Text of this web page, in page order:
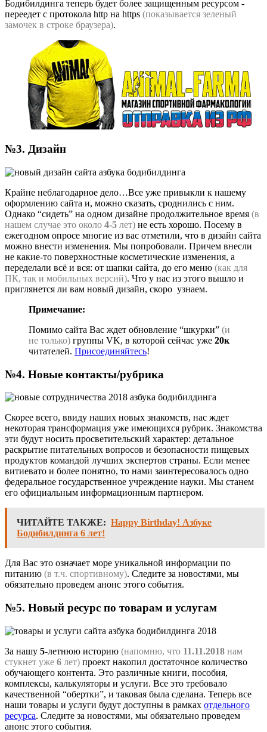
Бодибилдинга теперь будет более защищенным ресурсом -
переедет с протокола http на https (показывается зеленый
замочек в строке браузера).
№3. Дизайн
Крайне неблагодарное дело…Все уже привыкли к нашему
оформлению сайта и, можно сказать, сроднились с ним.
Однако “сидеть” на одном дизайне продолжительное время (в
нашем случае это около 4-5 лет) не есть хорошо. Посему в
ежегодном опросе многие из вас отметили, что в дизайн сайта
можно внести изменения. Мы попробовали. Причем внесли
не какие-то поверхностные косметические изменения, а
переделали всё и вся: от шапки сайта, до его меню (как для
ПК, так и мобильных версий). Что у нас из этого вышло и
приглянется ли вам новый дизайн, скоро узнаем.
Примечание:
Помимо сайта Вас ждет обновление “шкурки” (и
не только) группы VK, в которой сейчас уже 20к
читателей. Присоединяйтесь!
№4. Новые контакты/рубрика
Скорее всего, ввиду наших новых знакомств, нас ждет
некоторая трансформация уже имеющихся рубрик. Знакомства
эти будут носить просветительский характер: детальное
раскрытие питательных вопросов и безопасности пищевых
продуктов командой лучших экспертов страны. Если менее
витиевато и более понятно, то нами заинтересовалось одно
федеральное государственное учреждение науки. Мы станем
его официальным информационным партнером.
ЧИТАЙТЕ ТАКЖЕ: Happy Birthday! Азбуке
Бодибилдинга 6 лет!
Для Вас это означает море уникальной информации по
питанию (в т.ч. спортивному). Следите за новостями, мы
обязательно проведем анонс этого события.
№5. Новый ресурс по товарам и услугам
За нашу 5-летнюю историю (напомню, что 11.11.2018 нам
стукнет уже 6 лет) проект накопил достаточное количество
обучающего контента. Это различные книги, пособия,
комплексы, калькуляторы и услуги. Все это требовало
качественной “обертки”, и таковая была сделана. Теперь все
наши товары и услуги будут доступны в рамках отдельного
ресурса. Следите за новостями, мы обязательно проведем
анонс этого события.